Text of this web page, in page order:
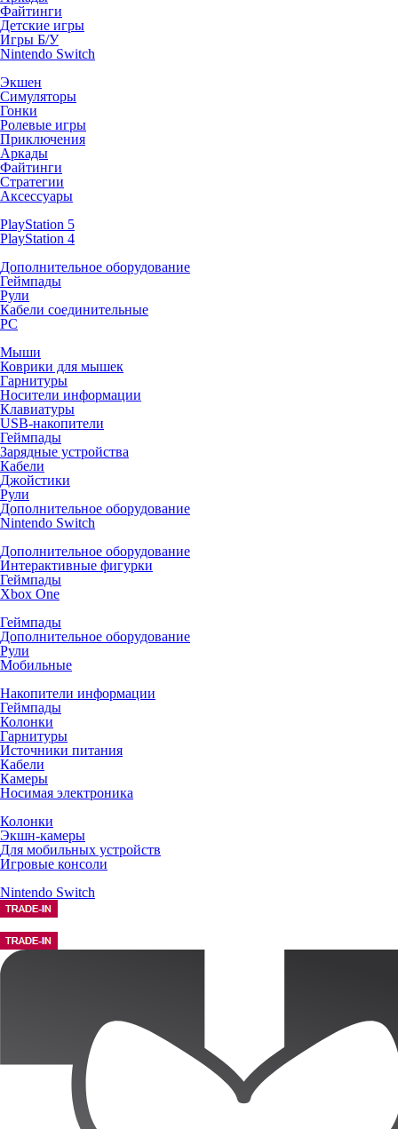
Файтинги
Детские игры
Игры Б/У
Nintendo Switch
Экшен
Симуляторы
Гонки
Ролевые игры
Приключения
Аркады
Файтинги
Стратегии
Аксессуары
PlayStation 5
PlayStation 4
Дополнительное оборудование
Геймпады
Рули
Кабели соединительные
PC
Мыши
Коврики для мышек
Гарнитуры
Носители информации
Клавиатуры
USB-накопители
Геймпады
Зарядные устройства
Кабели
Джойстики
Рули
Дополнительное оборудование
Nintendo Switch
Дополнительное оборудование
Интерактивные фигурки
Геймпады
Xbox One
Геймпады
Дополнительное оборудование
Рули
Мобильные
Накопители информации
Геймпады
Колонки
Гарнитуры
Источники питания
Кабели
Камеры
Носимая электроника
Колонки
Экшн-камеры
Для мобильных устройств
Игровые консоли
Nintendo Switch